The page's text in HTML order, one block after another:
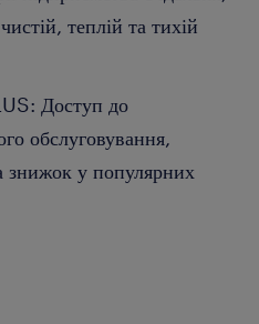
теплій та тихій
Доступ до
обслуговування,
знижок у популярних